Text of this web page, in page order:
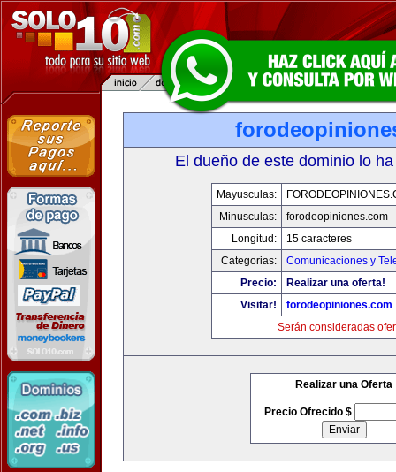
El dueño de este dominio lo
Mayusculas:
Minusculas:
forodeopiniones.com
Longitud:
15 caracteres
Categorias:
Comunicaciones y
Precio:
Realizar una oferta!
Visitar!
forodeopiniones.com
Serán consideradas
Realizar una Oferta
Precio Ofrecido $